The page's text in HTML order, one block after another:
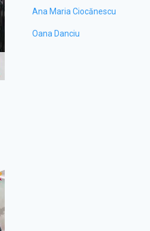
Ana Maria Ciocănescu
Oana Danciu